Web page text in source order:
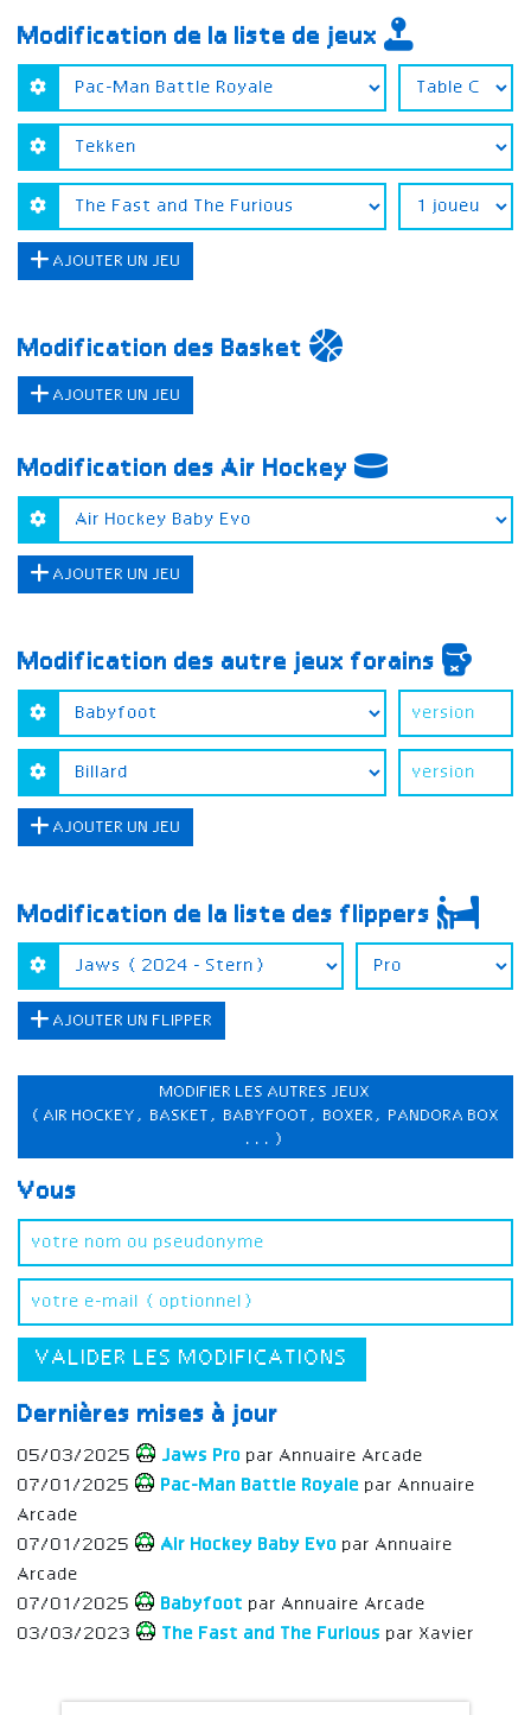
Modification de la liste de jeux
AJOUTER UN JEU
Modification des Basket
AJOUTER UN JEU
Modification des Air Hockey
AJOUTER UN JEU
Modification des autre jeux forains
AJOUTER UN JEU
Modification de la liste des flippers
AJOUTER UN FLIPPER
MODIFIER LES AUTRES JEUX
(AIR HOCKEY, BASKET, BABYFOOT, BOXER, PANDORA BOX
...)
Vous
VALIDER LES MODIFICATIONS
Dernières mises à jour
05/03/2025 Jaws Pro par Annuaire Arcade
07/01/2025
Pac-Man Battle Royale par Annuaire
Arcade
07/01/2025
Air Hockey Baby Evo par Annuaire
Arcade
07/01/2025
Babyfoot par Annuaire Arcade
03/03/2023
The Fast and The Furious par Xavier